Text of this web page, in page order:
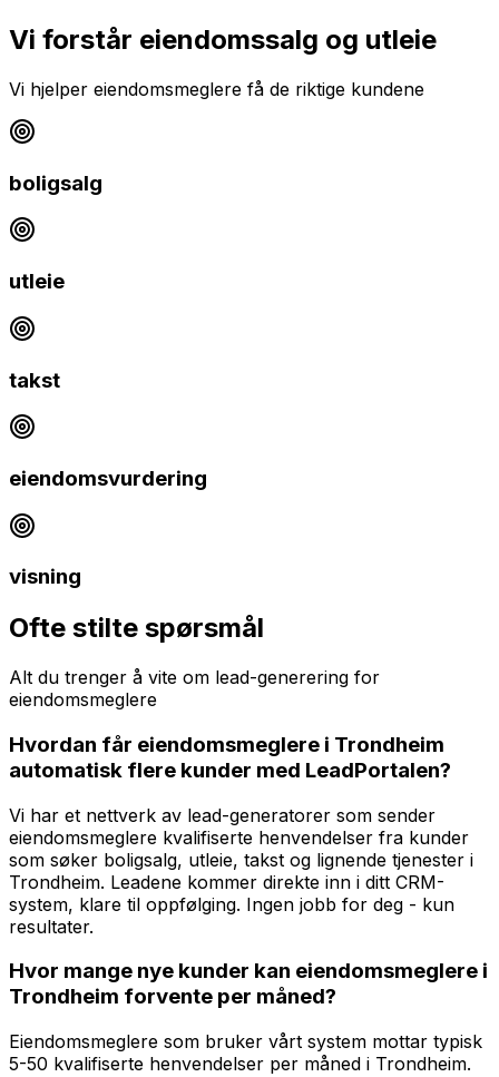
Vi forstår eiendomssalg og utleie
Vi hjelper eiendomsmeglere få de riktige kundene
boligsalg
utleie
takst
eiendomsvurdering
visning
Ofte stilte spørsmål
Alt du trenger å vite om lead-generering for
eiendomsmeglere
Hvordan får eiendomsmeglere i Trondheim
automatisk flere kunder med LeadPortalen?
Vi har et nettverk av lead-generatorer som sender
eiendomsmeglere kvalifiserte henvendelser fra kunder
som søker boligsalg, utleie, takst og lignende tjenester i
Trondheim. Leadene kommer direkte inn i ditt CRM-
system, klare til oppfølging. Ingen jobb for deg - kun
resultater.
Hvor mange nye kunder kan eiendomsmeglere i
Trondheim forvente per måned?
Eiendomsmeglere som bruker vårt system mottar typisk
5-50 kvalifiserte henvendelser per måned i Trondheim.